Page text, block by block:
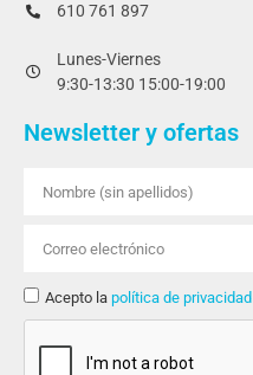
610 761 897
Lunes-Viernes
9:30-13:30 15:00-19:00
Newsletter y ofertas
Acepto la política de privacidad